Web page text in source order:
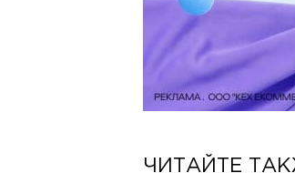
ЧИТАЙТЕ